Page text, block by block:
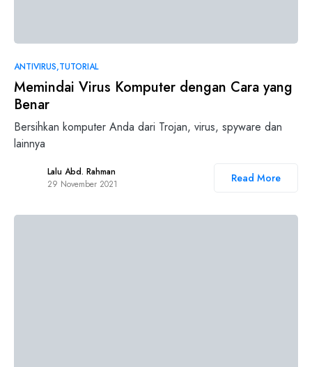
ANTIVIRUS TUTORIAL
Memindai Virus Komputer dengan Cara yang
Benar
Bersihkan komputer Anda dari Trojan, virus, spyware dan
lainnya
Lalu Abd. Rahman
29 November 2021
Read More